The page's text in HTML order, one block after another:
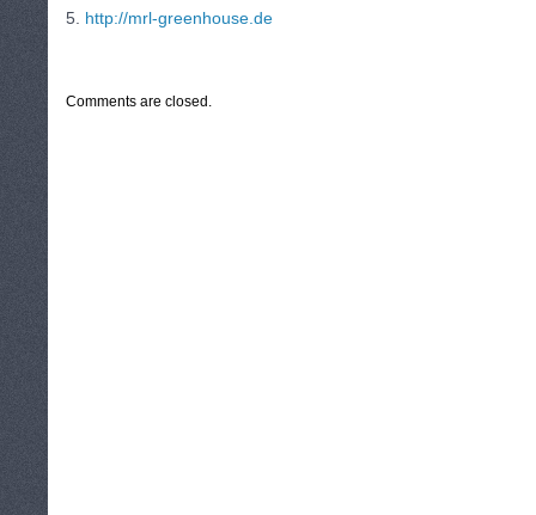
5. http://mrl-greenhouse.de
Comments are closed.